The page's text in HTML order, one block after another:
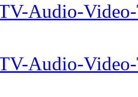
Audio-
Audio-